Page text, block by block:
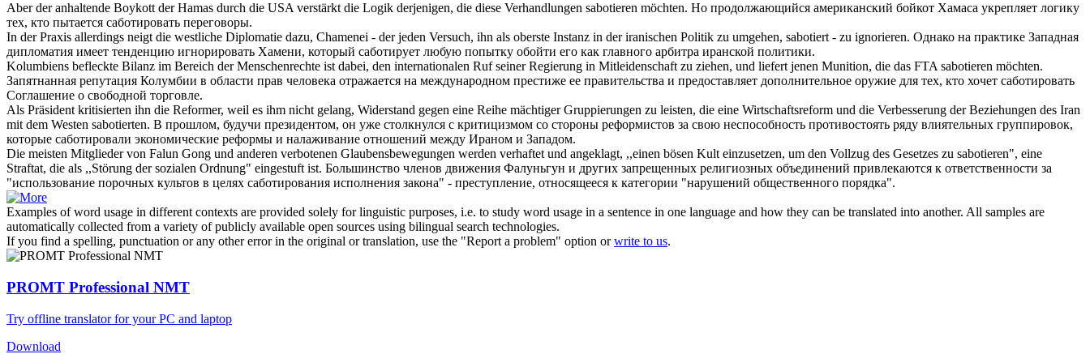
Aber der anhaltende Boykott der Hamas durch die USA verstärkt die Logik derjenigen, die diese Verhandlungen sabotieren möchten. Но продолжающийся американский бойкот Хамаса укрепляет логику
тех, кто пытается саботировать переговоры.
In der Praxis allerdings neigt die westliche Diplomatie dazu, Chamenei - der jeden Versuch, ihn als oberste Instanz in der iranischen Politik zu umgehen, sabotiert- zu ignorieren. Однако на практике Западная
дипломатия имеет тенденцию игнорировать Хамени, который саботирует любую попытку обойти его как главного арбитра иранской политики.
Kolumbiens befleckte Bilanz im Bereich der Menschenrechte ist dabei, den internationalen Ruf seiner Regierung in Mitleidenschaft zu ziehen, und liefert jenen Munition, die das FTAsabotieren möchten.
Запятнанная репутация Колумбии в области прав человека отражается на международном престиже ее правительства и предоставляет дополнительное оружие для тех, кто хочет саботировать
Соглашение о свободной торговле.
Als Präsident kritisierten ihn die Reformer, weil es ihm nicht gelang, Widerstand gegen eine Reihe mächtiger Gruppierungen zu leisten, die eine Wirtschaftsreform und die Verbesserung der Beziehungen des Iran
mit dem Westen sabotierten. В прошлом, будучи президентом, он уже столкнулся с критицизмом со стороны реформистов за свою неспособность противостоять ряду влиятельных группировок,
которые саботировали экономические реформы и налаживание отношений между Ираном и Западом.
Die meisten Mitglieder von Falun Gong und anderen verbotenen Glaubensbewegungen werden verhaftet und angeklagt, ,,einen bösen Kult einzusetzen, um den Vollzug des Gesetzes zu sabotieren", eine
Straftat, die als ,,Störung der sozialen Ordnung" eingestuft ist. Большинство членов движения Фалуньгун и других запрещенных религиозных объединений привлекаются к ответственности за
"использование порочных культов в целях саботирования исполнения закона" - преступление, относящееся к категории "нарушений общественного порядка".
Examples of word usage in different contexts are provided solely for linguistic purposes, i.e. to study word usage in a sentence in one language and how they can be translated into another. All samples are
automatically collected from a variety of publicly available open sources using bilingual search technologies.
If you find a spelling, punctuation or any other error in the original or translation, use the "Report a problem" option orwrite to us.
PROMT Professional NMT
Try offline translator for your PC and laptop
Download